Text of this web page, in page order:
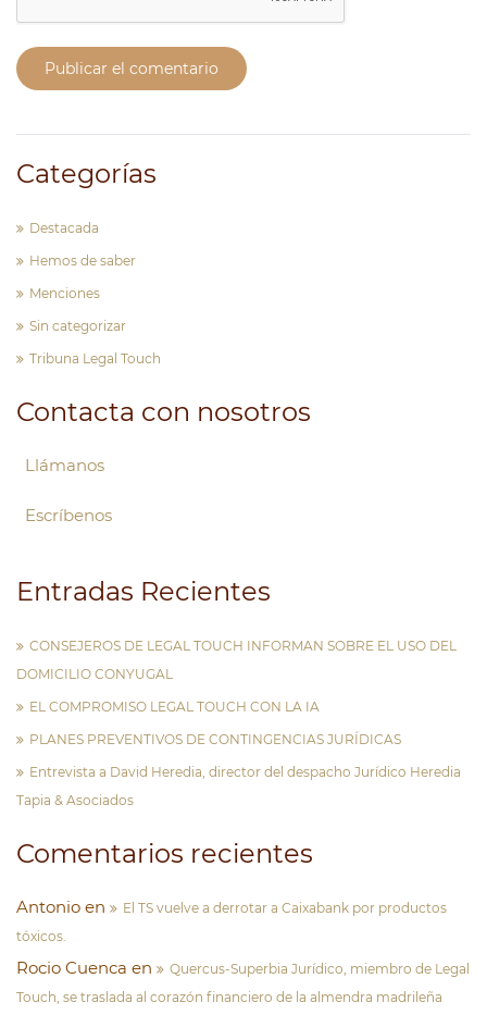
Publicar el comentario
Categorías
Destacada
Hemos de saber
Menciones
Sin categorizar
Tribuna Legal Touch
Contacta con nosotros
Llámanos
Escríbenos
Entradas Recientes
CONSEJEROS DE LEGAL TOUCH INFORMAN SOBRE EL USO DEL
DOMICILIO CONYUGAL
EL COMPROMISO LEGAL TOUCH CON LA IA
PLANES PREVENTIVOS DE CONTINGENCIAS JURÍDICAS
Entrevista a David Heredia, director del despacho Jurídico Heredia
Tapia & Asociados
Comentarios recientes
Antonio en
El TS vuelve a derrotar a Caixabank por productos
tóxicos.
Rocio Cuenca en
Quercus-Superbia Jurídico, miembro de Legal
Touch, se traslada al corazón financiero de la almendra madrileña